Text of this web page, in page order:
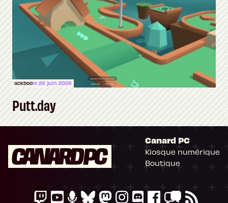
ackboole 26 juin 2026
Putt.day
Canard PC
Kiosque numérique
Boutique